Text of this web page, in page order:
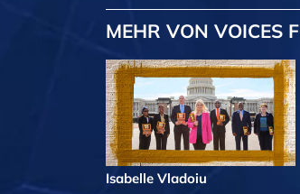
MEHR VON VOICES
Isabelle Vladoiu